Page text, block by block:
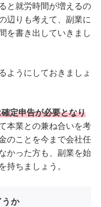
と就労時間が増えるの
辺りも考えて、副業に
を書き出していきまし
ようにしておきましょ
定申告が必要となり
本業との兼ね合いを考
のことを今まで会社任
かった方も、副業を始
持ちましょう。
か